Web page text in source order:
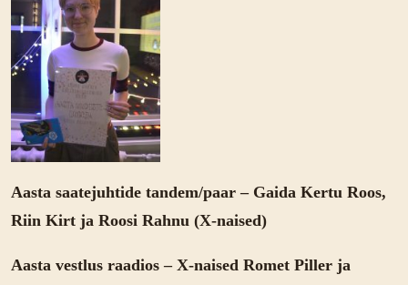
Aasta saatejuhtide tandem/paar – Gaida Kertu Roos,
Riin Kirt ja Roosi Rahnu (X-naised)
Aasta vestlus raadios – X-naised Romet Piller ja